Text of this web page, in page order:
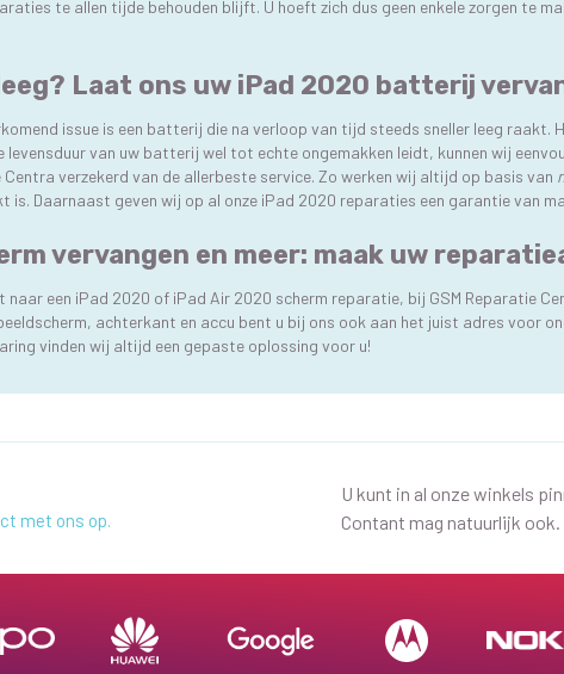
te allen tijde behouden blijft. U hoeft zich dus geen enkele zorgen te
Laat ons uw iPad 2020 batterij
issue is een batterij die na verloop van tijd steeds sneller leeg
levensduur van uw batterij wel tot echte ongemakken leidt, kunnen wij
Centra verzekerd van de allerbeste service. Zo werken wij altijd op basis van
is. Daarnaast geven wij op al onze iPad 2020 reparaties een garantie van
vervangen en meer: maak uw
naar een iPad 2020 of iPad Air 2020 scherm reparatie, bij GSM Reparatie
achterkant en accu bent u bij ons ook aan het juist adres voor
vinden wij altijd een gepaste oplossing voor u!
met ons op.
U kunt in al onze winkels
Contant mag natuurlijk ook.